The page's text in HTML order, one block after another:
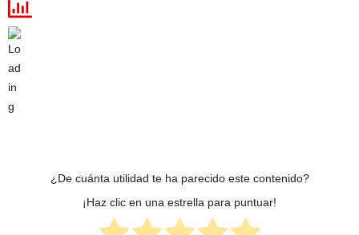
¿De cuánta utilidad te ha parecido este contenido?
¡Haz clic en una estrella para puntuar!